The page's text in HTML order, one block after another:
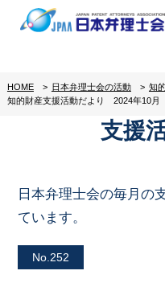
HOME> 日本弁理士会の活動> 知
知的財産支援活動だより 2024年10月
支援
日本弁理士会の毎月の
ています。
No.252